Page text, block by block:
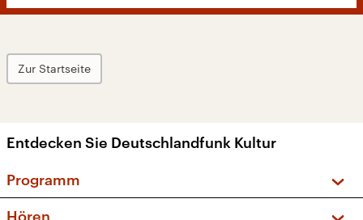
Zur Startseite
Entdecken Sie Deutschlandfunk Kultur
Programm
Hören